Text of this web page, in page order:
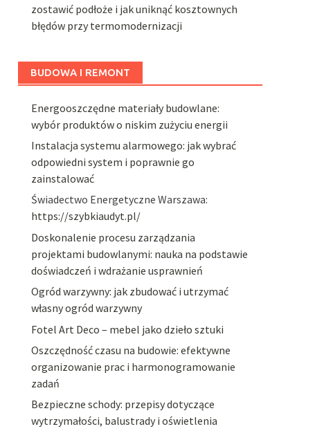
zostawić podłoże i jak uniknąć kosztownych
błędów przy termomodernizacji
BUDOWA I REMONT
Energooszczędne materiały budowlane:
wybór produktów o niskim zużyciu energii
Instalacja systemu alarmowego: jak wybrać
odpowiedni system i poprawnie go
zainstalować
Świadectwo Energetyczne Warszawa:
https://szybkiaudyt.pl/
Doskonalenie procesu zarządzania
projektami budowlanymi: nauka na podstawie
doświadczeń i wdrażanie usprawnień
Ogród warzywny: jak zbudować i utrzymać
własny ogród warzywny
Fotel Art Deco – mebel jako dzieło sztuki
Oszczędność czasu na budowie: efektywne
organizowanie prac i harmonogramowanie
zadań
Bezpieczne schody: przepisy dotyczące
wytrzymałości, balustrady i oświetlenia